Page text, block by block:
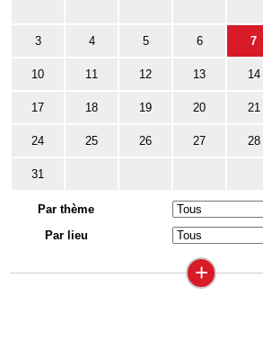
3 4 5 6 7
10 11 12 13 14
17 18 19 20 21
24 25 26 27 28
31
Par thème
Par lieu
+